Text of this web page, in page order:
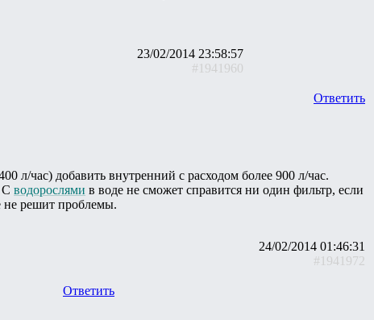
23/02/2014 23:58:57
#1941960
Ответить
л/час) добавить внутренний с расходом более 900 л/час.
С водорослями в воде не сможет справится ни один фильтр, если
не решит проблемы.
24/02/2014 01:46:31
#1941972
Ответить